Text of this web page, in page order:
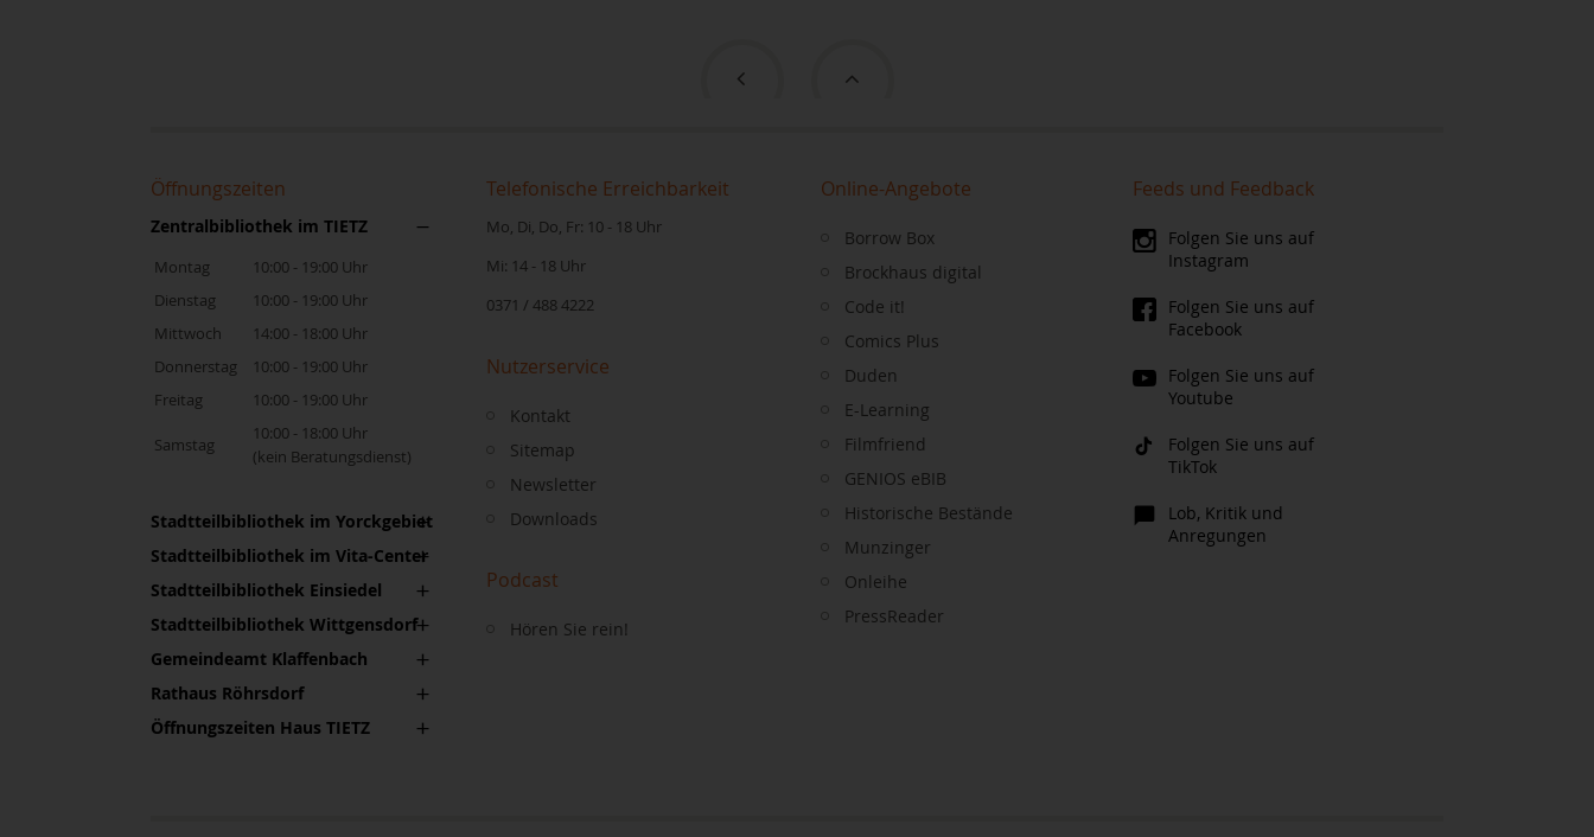
Öffnungszeiten
Zentralbibliothek im TIETZ
Montag
10:00 - 19:00 Uhr
Dienstag
10:00 - 19:00 Uhr
Mittwoch
14:00 - 18:00 Uhr
Donnerstag
10:00 - 19:00 Uhr
Freitag
10:00 - 19:00 Uhr
Samstag
10:00 - 18:00 Uhr
(kein Beratungsdienst)
Stadtteilbibliothek im Yorckgebiet
Stadtteilbibliothek im Vita-Center
Stadtteilbibliothek Einsiedel
Stadtteilbibliothek Wittgensdorf
Gemeindeamt Klaffenbach
Rathaus Röhrsdorf
Öffnungszeiten Haus TIETZ
Telefonische Erreichbarkeit
Mo, Di, Do, Fr: 10 - 18 Uhr
Mi: 14 - 18 Uhr
0371 / 488 4222
Nutzerservice
Kontakt
Sitemap
Newsletter
Downloads
Podcast
Hören Sie rein!
Online-Angebote
Borrow Box
Brockhaus digital
Code it!
Comics Plus
Duden
E-Learning
Filmfriend
GENIOS eBIB
Historische Bestände
Munzinger
Onleihe
PressReader
Feeds und Feedback
Folgen Sie uns auf
Instagram
Folgen Sie uns auf
Facebook
Folgen Sie uns auf
Youtube
Folgen Sie uns auf
TikTok
Lob, Kritik und
Anregungen